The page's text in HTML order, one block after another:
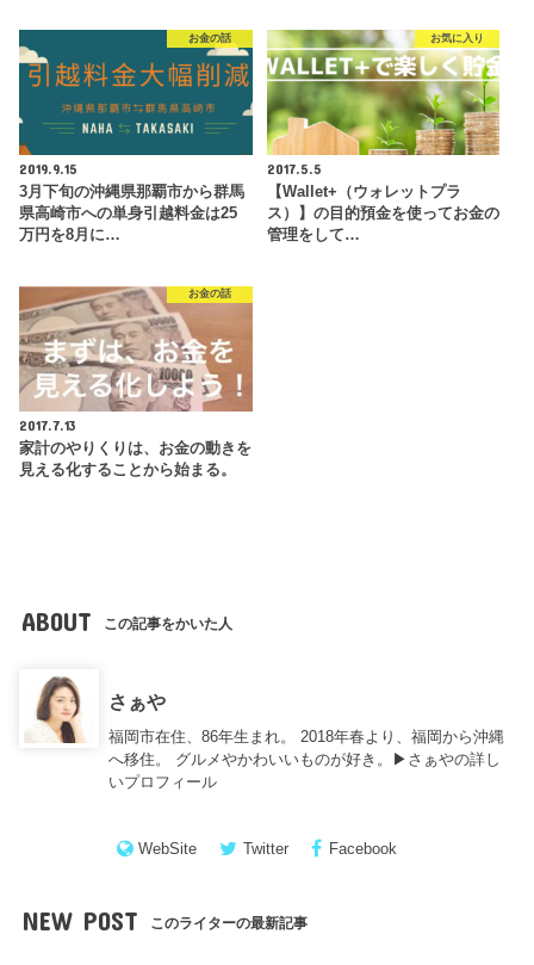
お金の話
2019.9.15
3月下旬の沖縄県那覇市から群馬
県高崎市への単身引越料金は25
万円を8月に…
お気に入り
2017.5.5
【Wallet+（ウォレットプラ
ス）】の目的預金を使ってお金の
管理をして…
お金の話
2017.7.13
家計のやりくりは、お金の動きを
見える化することから始まる。
ABOUT この記事をかいた人
さぁや
福岡市在住、86年生まれ。 2018年春より、福岡から沖縄
へ移住。 グルメやかわいいものが好き。▶︎ さぁやの詳し
いプロフィール
WebSite Twitter Facebook
NEW POST このライターの最新記事